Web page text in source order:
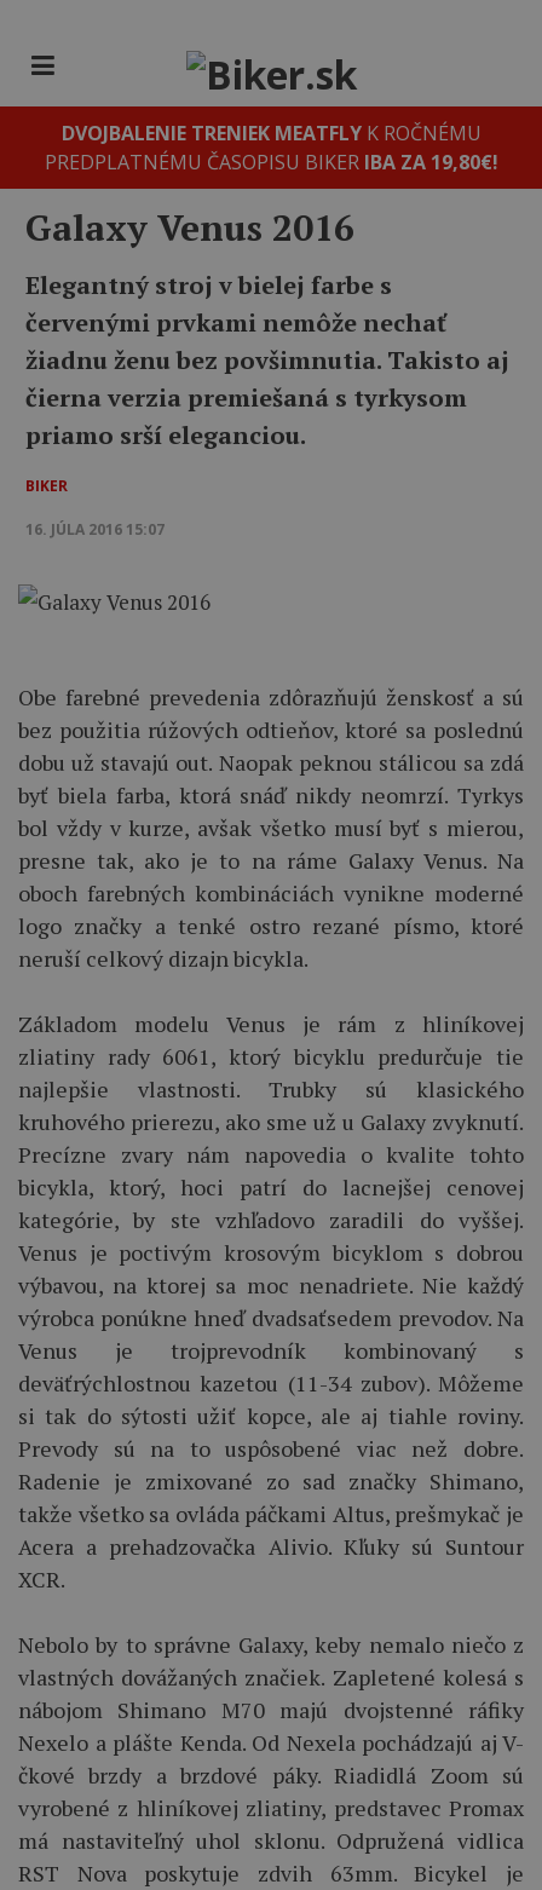
DVOJBALENIE TRENIEK MEATFLYK ROČNÉMU
PREDPLATNÉMU ČASOPISU BIKER IBA ZA 19,80€!
Galaxy Venus 2016
Elegantný stroj v bielej farbe s
červenými prvkami nemôže nechať
žiadnu ženu bez povšimnutia. Takisto aj
čierna verzia premiešaná s tyrkysom
priamo srší eleganciou.
BIKER
16. JÚLA 2016 15:07
Obe farebné prevedenia zdôrazňujú ženskosť a sú
bez použitia rúžových odtieňov, ktoré sa poslednú
dobu už stavajú out. Naopak peknou stálicou sa zdá
byť biela farba, ktorá snáď nikdy neomrzí. Tyrkys
bol vždy v kurze, avšak všetko musí byť s mierou,
presne tak, ako je to na ráme Galaxy Venus. Na
oboch farebných kombináciách vynikne moderné
logo značky a tenké ostro rezané písmo, ktoré
neruší celkový dizajn bicykla.
Základom modelu Venus je rám z hliníkovej
zliatiny rady 6061, ktorý bicyklu predurčuje tie
najlepšie vlastnosti. Trubky sú klasického
kruhového prierezu, ako sme už u Galaxy zvyknutí.
Precízne zvary nám napovedia o kvalite tohto
bicykla, ktorý, hoci patrí do lacnejšej cenovej
kategórie, by ste vzhľadovo zaradili do vyššej.
Venus je poctivým krosovým bicyklom s dobrou
výbavou, na ktorej sa moc nenadriete. Nie každý
výrobca ponúkne hneď dvadsaťsedem prevodov. Na
Venus je trojprevodník kombinovaný s
deväťrýchlostnou kazetou (11-34 zubov). Môžeme
si tak do sýtosti užiť kopce, ale aj tiahle roviny.
Prevody sú na to uspôsobené viac než dobre.
Radenie je zmixované zo sad značky Shimano,
takže všetko sa ovláda páčkami Altus, prešmykač je
Acera a prehadzovačka Alivio. Kľuky sú Suntour
XCR.
Nebolo by to správne Galaxy, keby nemalo niečo z
vlastných dovážaných značiek. Zapletené kolesá s
nábojom Shimano M70 majú dvojstenné ráfiky
Nexelo a plášte Kenda. Od Nexela pochádzajú aj V-
čkové brzdy a brzdové páky. Riadidlá Zoom sú
vyrobené z hliníkovej zliatiny, predstavec Promax
má nastaviteľný uhol sklonu. Odpružená vidlica
RST Nova poskytuje zdvih 63mm. Bicykel je